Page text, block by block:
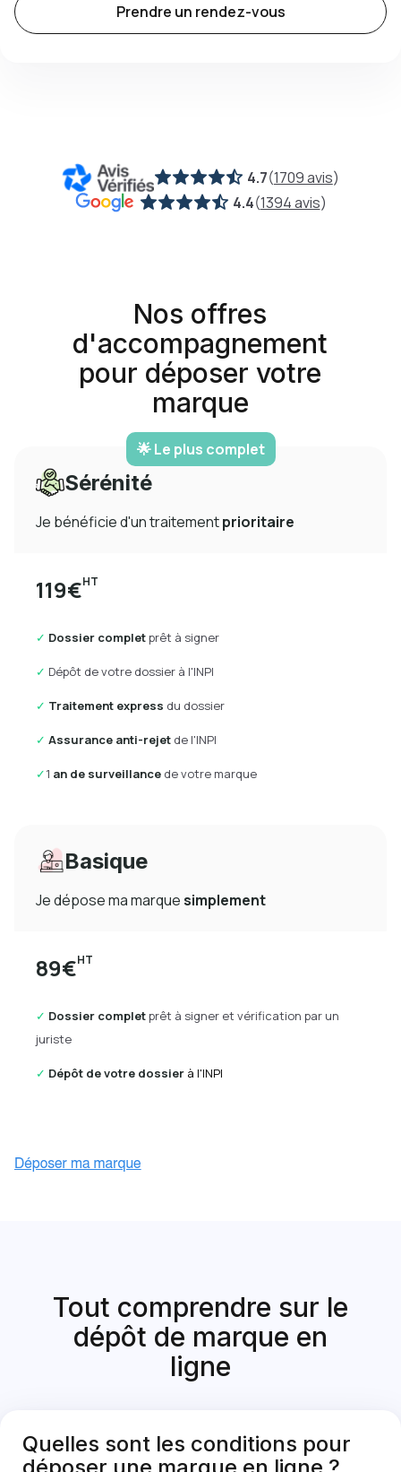
Prendre un rendez-vous
4.7(1709 avis)
4.4(1394 avis)
Nos offres
d'accompagnement
pour déposer votre
marque
🌟 Le plus complet
Sérénité
Je bénéficie d'un traitementprioritaire
119€HT
✓ Dossier completprêt à signer
✓ Dépôt de votre dossier à l'INPI
✓ Traitement express du dossier
✓ Assurance anti-rejet de l'INPI
✓1 an de surveillance de votre marque
Basique
Je dépose ma marquesimplement
89€HT
✓ Dossier completprêt à signer et vérification par un
juriste
✓ Dépôt de votre dossier à l'INPI
Tout comprendre sur le
dépôt de marque en
ligne
Quelles sont les conditions pour
déposer une marque en ligne ?